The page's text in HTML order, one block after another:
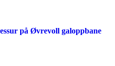
på Øvrevoll galoppbane